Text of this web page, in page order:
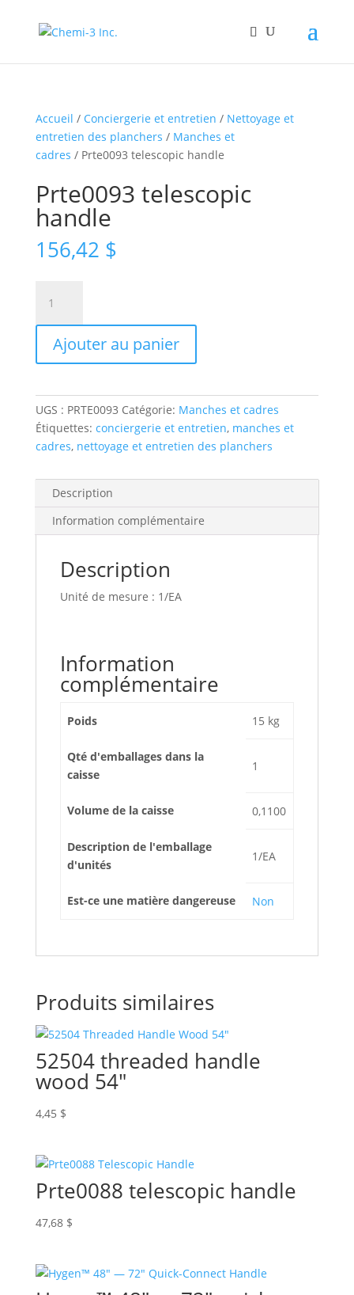
Accueil / Conciergerie et entretien / Nettoyage et
entretien des planchers / Manches et
cadres / Prte0093 telescopic handle
Prte0093 telescopic
handle
156,42 $
Prte0093
telescopic
handle
Ajouter au panier
UGS : PRTE0093 Catégorie: Manches et cadres
Étiquettes: conciergerie et entretien, manches et
cadres, nettoyage et entretien des planchers
Description
Information complémentaire
Description
Unité de mesure : 1/EA
Information
complémentaire
Poids 15 kg
Qté d'emballages dans la
caisse
1
Volume de la caisse 0,1100
Description de l'emballage
d'unités
1/EA
Est-ce une matière dangereuse Non
Produits similaires
52504 threaded handle
wood 54″
4,45 $
Prte0088 telescopic handle
47,68 $